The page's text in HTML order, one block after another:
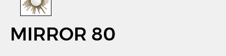
MIRROR 80